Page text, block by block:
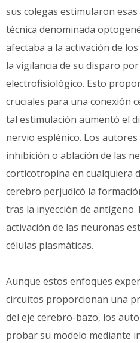
sus colegas estimularon
técnica denominada
afectaba a la activación de
la vigilancia de su disparo
electrofisiológico. Esto
cruciales para una conexión
tal estimulación aumentó el
nervio esplénico. Los
inhibición o ablación de las
corticotropina en cualquiera
cerebro perjudicó la
tras la inyección de
activación de las neuronas
células plasmáticas.
Aunque estos enfoques
circuitos proporcionan una
del eje cerebro-bazo, los
probar su modelo mediante